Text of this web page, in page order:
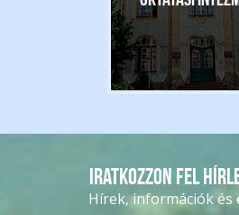
Iratkozzon fel
Hírek, információk és